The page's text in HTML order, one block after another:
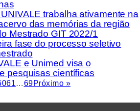
trabalha ativamente na
das memórias da região
Mestrado GIT 2022/1
fase do processo seletivo
e Unimed visa o
pesquisas científicas
61…69Próximo »